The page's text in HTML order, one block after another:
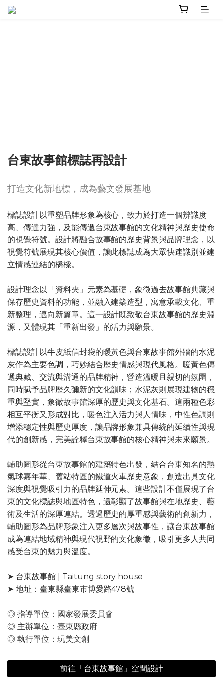
台東故事館標誌再設計
打造文化新地標，成為藝文發展基地
標誌設計以重塑品牌形象為核心，致力於打造一個辨識度
高、傳達力強，及能傳遞台東故事館的文化精神與歷史使命
的視覺符號。設計將融合故事館的歷史背景與品牌理念，以
視覺符號展現其核心價值，讓此標誌成為大眾快速識別並建
立情感連結的橋樑。
設計理念以「資料夾」元素為基礎，象徵過去故事館典藏與
保存歷史資料的功能，並融入建築造型，寓意承載文化、重
新整理，邁向新篇章。這一設計既致敬台東故事館的歷史淵
源，又體現其「重新出發」的活力與願景。
標誌設計以牛皮紙信封袋的暖黃色與台東故事館外牆的水泥
灰作為主要色調，巧妙結合歷史情感與現代風格。暖黃色傳
遞典藏、交流與溝通的品牌精神，營造溫暖且親切的氛圍，
同時賦予品牌歷久彌新的文化韻味；水泥灰則展現建物的穩
重與堅實，象徵故事館深厚的歷史與文化基石。這兩種色彩
相互平衡又形成對比，暖色注入活力與人情味，中性色調則
增添穩定性與歷史厚度，讓品牌形象兼具傳統的延續性與現
代的創新感，完美詮釋台東故事館的核心精神與未來願景。
輔助圖形從台東故事館的建築特色出發，結合台東知名的熱
氣球嘉年華、舊站特區的鐵道火車歷史意象，創造出具文化
深度與視覺吸引力的品牌延伸元素。這些設計不僅展現了台
東的文化標誌與地區特色，還彰顯了故事館與在地歷史、藝
術及生活的深厚連結。透過歷史的厚重感與藝術的創新力，
輔助圖形為品牌形象注入更多層次與故事性，讓台東故事館
成為連結地域精神與現代視野的文化象徵，吸引更多人共同
感受台東的魅力與溫度。
➤ 台東故事館 | Taitung story house
➤ 地址：臺東縣臺東市博愛路478號
◎ 指導單位：國家發展委員會
◎ 主辦單位：臺東縣政府
◎ 執行單位：玩美文創
前往「台東故事館」空間設計